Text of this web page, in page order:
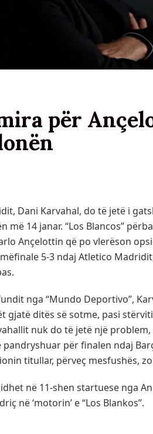
për
Dani Karvahal, do të jetë i
më 14 janar. “Los Blancos”
Ançelottin që po vlerëson
5-3 ndaj Atletico
nga “Mundo Deportivo”,
gjatë ditës së sotme, pasi
nuk do të jetë një
për finalen ndaj
titullar, përveç mesfushës,
në 11-shen startuese nga
në ‘motorin’ e “Los Blankos”.